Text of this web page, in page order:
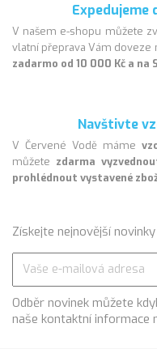
Expedujeme
V našem e-shopu můžete
vlatní přeprava Vám doveze
zadarmo od 10 000 Kč a na
Navštivte
V Červené Vodě máme
můžete zdarma
prohlédnout vystavené
Získejte nejnovější
Odběr novinek můžete
naše kontaktní informace